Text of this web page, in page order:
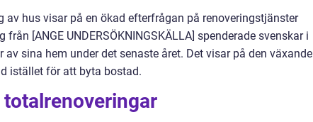
hus visar på en ökad efterfrågan på renoveringstjänster
[ANGE UNDERSÖKNINGSKÄLLA] spenderade svenskar i
sina hem under det senaste året. Det visar på den växande
istället för att byta bostad.